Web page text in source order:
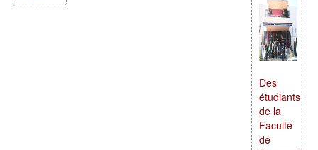
Des
étudiants
de la
Faculté
de